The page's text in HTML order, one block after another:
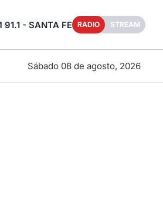
91.1 - SANTA FE RADIO STREAM
Sábado 08 de agosto, 2026